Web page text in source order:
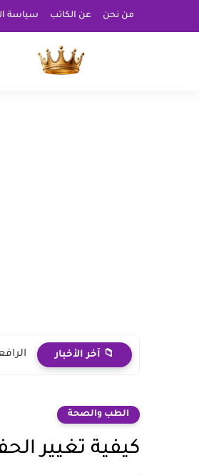
من نحن عن الكاتب سياسة
📁 آخر الأخبار
الطب والصحة
كيفية تغيير